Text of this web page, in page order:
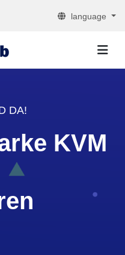
language
DA!
KVM